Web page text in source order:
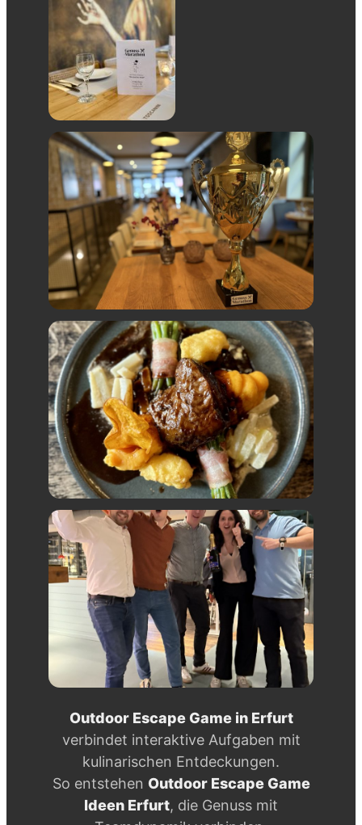
Outdoor Escape Game in Erfurt
verbindet interaktive Aufgaben mit
kulinarischen Entdeckungen.
So entstehen Outdoor Escape Game
Ideen Erfurt, die Genuss mit